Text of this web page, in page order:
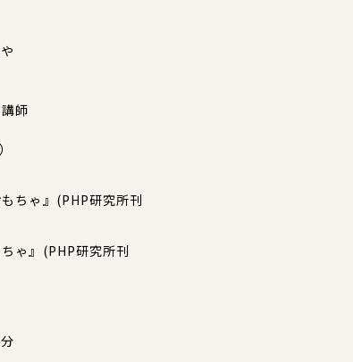
師
ちゃ』(PHP研究所刊
ゃ』(PHP研究所刊